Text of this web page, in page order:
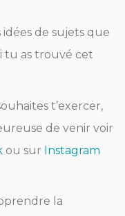
idées de sujets que
tu as trouvé cet
t’exercer,
de venir voir
ou sur Instagram
la